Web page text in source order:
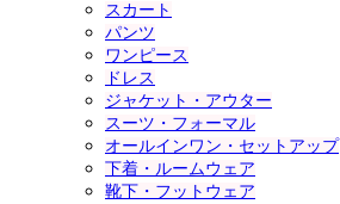
スカート
パンツ
ワンピース
ドレス
ジャケット・アウター
スーツ・フォーマル
オールインワン・セットアップ
下着・ルームウェア
靴下・フットウェア